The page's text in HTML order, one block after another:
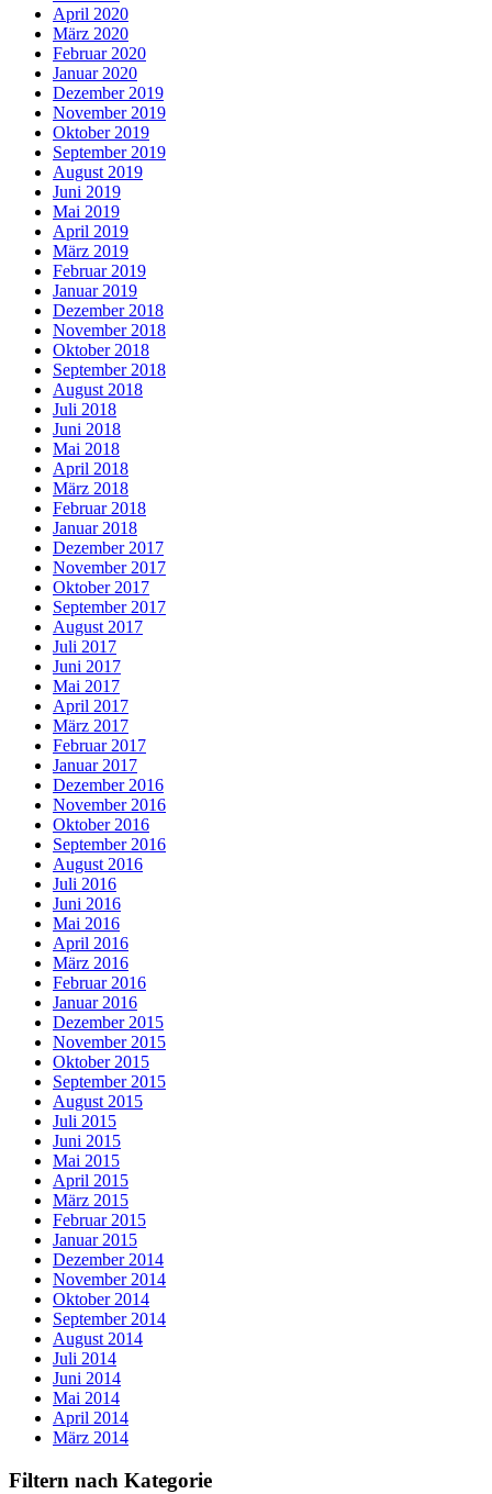
April 2020
März 2020
Februar 2020
Januar 2020
Dezember 2019
November 2019
Oktober 2019
September 2019
August 2019
Juni 2019
Mai 2019
April 2019
März 2019
Februar 2019
Januar 2019
Dezember 2018
November 2018
Oktober 2018
September 2018
August 2018
Juli 2018
Juni 2018
Mai 2018
April 2018
März 2018
Februar 2018
Januar 2018
Dezember 2017
November 2017
Oktober 2017
September 2017
August 2017
Juli 2017
Juni 2017
Mai 2017
April 2017
März 2017
Februar 2017
Januar 2017
Dezember 2016
November 2016
Oktober 2016
September 2016
August 2016
Juli 2016
Juni 2016
Mai 2016
April 2016
März 2016
Februar 2016
Januar 2016
Dezember 2015
November 2015
Oktober 2015
September 2015
August 2015
Juli 2015
Juni 2015
Mai 2015
April 2015
März 2015
Februar 2015
Januar 2015
Dezember 2014
November 2014
Oktober 2014
September 2014
August 2014
Juli 2014
Juni 2014
Mai 2014
April 2014
März 2014
Filtern nach Kategorie